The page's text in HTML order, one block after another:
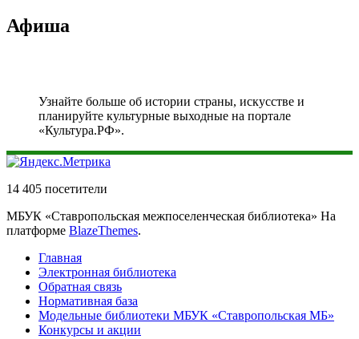
Афиша
Узнайте больше об истории страны, искусстве и
планируйте культурные выходные на портале
«Культура.РФ».
14 405 посетители
МБУК «Ставропольская межпоселенческая библиотека» На
платформе BlazeThemes.
Главная
Электронная библиотека
Обратная связь
Нормативная база
Модельные библиотеки МБУК «Ставропольская МБ»
Конкурсы и акции